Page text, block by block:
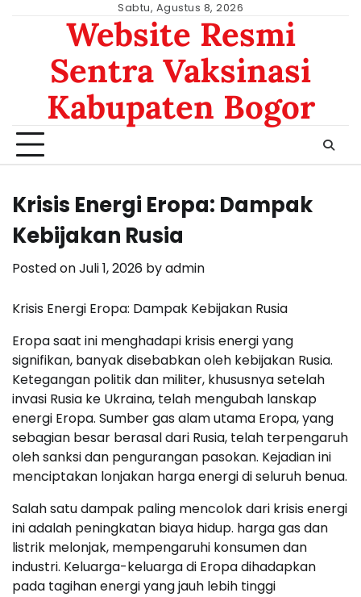
Sabtu, Agustus 8, 2026
Website Resmi
Sentra Vaksinasi
Kabupaten Bogor
Krisis Energi Eropa: Dampak
Kebijakan Rusia
Posted onJuli 1, 2026 byadmin
Krisis Energi Eropa: Dampak Kebijakan Rusia
Eropa saat ini menghadapi krisis energi yang
signifikan, banyak disebabkan oleh kebijakan Rusia.
Ketegangan politik dan militer, khususnya setelah
invasi Rusia ke Ukraina, telah mengubah lanskap
energi Eropa. Sumber gas alam utama Eropa, yang
sebagian besar berasal dari Rusia, telah terpengaruh
oleh sanksi dan pengurangan pasokan. Kejadian ini
menciptakan lonjakan harga energi di seluruh benua.
Salah satu dampak paling mencolok dari krisis energi
ini adalah peningkatan biaya hidup. harga gas dan
listrik melonjak, mempengaruhi konsumen dan
industri. Keluarga-keluarga di Eropa dihadapkan
pada tagihan energi yang jauh lebih tinggi